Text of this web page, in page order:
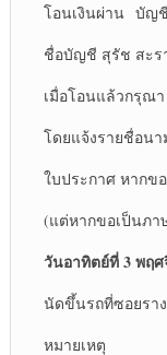
โอนเงินผ่าน บัญ
ชื่อบัญชี สุรัช สะร
เมื่อโอนแล้วกรุณ
โดยแจ้งรายชื่อน
ใบประกาศ หากข
(แต่หากขอเป็นภา
วันอาทิตย์ที่ 3 พฤศ
นัดขึ้นรถที่ซอยรา
หมายเหตุ